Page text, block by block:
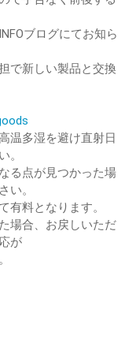
ブログにてお知ら
で新しい製品と交換
温多湿を避け直射日
。
る点が見つかった場
い。
料となります。
場合、お戻しいただ
が